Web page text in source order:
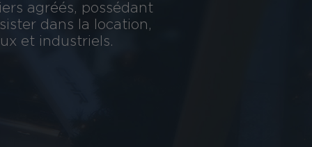
agréés, possédant
dans la location,
et industriels.